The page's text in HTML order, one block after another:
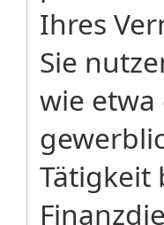
Ihres
Sie
wie
Tätigkeit